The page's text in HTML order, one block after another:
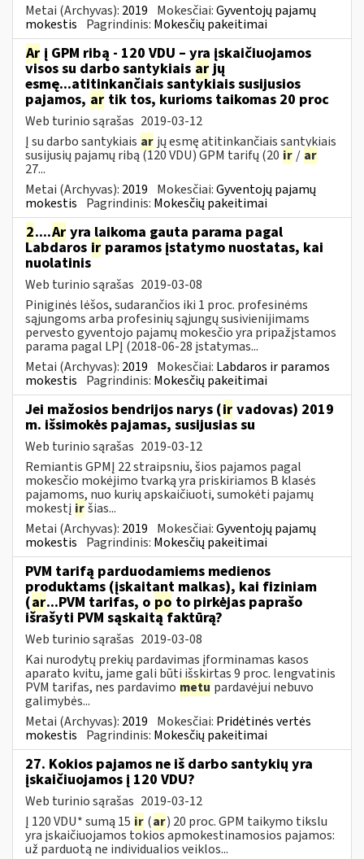
Metai (Archyvas): 2019 Mokesčiai:Gyventojų pajamų
mokestis Pagrindinis: Mokesčių pakeitimai
Ar į GPM ribą - 120 VDU – yra įskaičiuojamos
visos su darbo santykiais arjų
esmę...atitinkančiais santykiais susijusios
pajamos, ar tik tos, kurioms taikomas 20 proc
Web turinio sąrašas 2019-03-12
Į su darbo santykiais ar jų esmę atitinkančiais santykiais
susijusių pajamų ribą (120 VDU) GPM tarifų (20 ir / ar
27...
Metai (Archyvas): 2019 Mokesčiai:Gyventojų pajamų
mokestis Pagrindinis: Mokesčių pakeitimai
2....Ar yra laikoma gauta parama pagal
Labdaros ir paramos įstatymo nuostatas, kai
nuolatinis
Web turinio sąrašas 2019-03-08
Piniginės lėšos, sudarančios iki 1 proc. profesinėms
sąjungoms arba profesinių sąjungų susivienijimams
pervesto gyventojo pajamų mokesčio yra pripažįstamos
parama pagal LPĮ (2018-06-28 įstatymas...
Metai (Archyvas): 2019 Mokesčiai: Labdaros ir paramos
mokestis Pagrindinis: Mokesčių pakeitimai
Jei mažosios bendrijos narys (ir vadovas) 2019
m. išsimokės pajamas, susijusias su
Web turinio sąrašas 2019-03-12
Remiantis GPMĮ 22 straipsniu, šios pajamos pagal
mokesčio mokėjimo tvarką yra priskiriamos B klasės
pajamoms, nuo kurių apskaičiuoti, sumokėti pajamų
mokestį iršias...
Metai (Archyvas): 2019 Mokesčiai:Gyventojų pajamų
mokestis Pagrindinis: Mokesčių pakeitimai
PVM tarifą parduodamiems medienos
produktams (įskaitant malkas), kai fiziniam
(ar...PVM tarifas, o po to pirkėjas paprašo
išrašyti PVM sąskaitą faktūrą?
Web turinio sąrašas 2019-03-08
Kai nurodytų prekių pardavimas įforminamas kasos
aparato kvitu, jame gali būti išskirtas 9 proc. lengvatinis
PVM tarifas, nes pardavimo metu pardavėjui nebuvo
galimybės...
Metai (Archyvas): 2019 Mokesčiai: Pridėtinės vertės
mokestis Pagrindinis: Mokesčių pakeitimai
27. Kokios pajamos ne iš darbo santykių yra
įskaičiuojamos į 120 VDU?
Web turinio sąrašas 2019-03-12
Į 120 VDU* sumą 15 ir (ar) 20 proc. GPM taikymo tikslu
yra įskaičiuojamos tokios apmokestinamosios pajamos:
už parduotą ne individualios veiklos...